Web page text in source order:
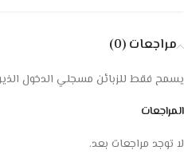
مراجعات (0)
المراجعات
لا توجد مراجعات بعد.
يسمح فقط للزبائن مسجلي الدخول